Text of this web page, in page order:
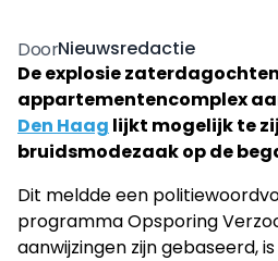
DoorNieuwsredactie
De explosie
appartementencomplex
Den Haag lijkt mogelijk te
bruidsmodezaak op de
Dit meldde een
programma Opsporing
aanwijzingen zijn gebaseerd,